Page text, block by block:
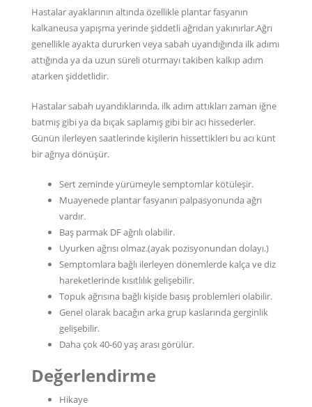
Hastalar ayaklarının altında özellikle plantar fasyanın
kalkaneusa yapışma yerinde şiddetli ağrıdan yakınırlar.Ağrı
genellikle ayakta dururken veya sabah uyandığında ilk adımı
attığında ya da uzun süreli oturmayı takiben kalkıp adım
atarken şiddetlidir.
Hastalar sabah uyandıklarında, ilk adım attıkları zaman iğne
batmış gibi ya da bıçak saplamış gibi bir acı hissederler.
Günün ilerleyen saatlerinde kişilerin hissettikleri bu acı künt
bir ağrıya dönüşür.
Sert zeminde yürümeyle semptomlar kötüleşir.
Muayenede plantar fasyanın palpasyonunda ağrı
vardır.
Baş parmak DF ağrılı olabilir.
Uyurken ağrısı olmaz.(ayak pozisyonundan dolayı.)
Semptomlara bağlı ilerleyen dönemlerde kalça ve diz
hareketlerinde kısıtlılık gelişebilir.
Topuk ağrısına bağlı kişide basış problemleri olabilir.
Genel olarak bacağın arka grup kaslarında gerginlik
gelişebilir.
Daha çok 40-60 yaş arası görülür.
Değerlendirme
Hikaye